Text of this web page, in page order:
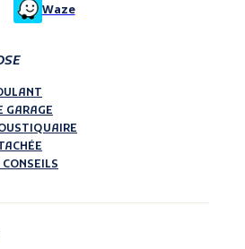
Waze
GARAGE